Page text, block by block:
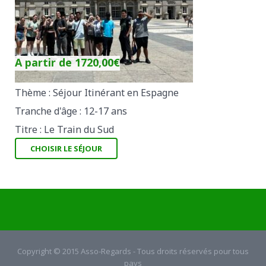
A partir de 1720,00€
Thème : Séjour Itinérant en Espagne
Tranche d'âge : 12-17 ans
Titre : Le Train du Sud
CHOISIR LE SÉJOUR
Copyright © 2015 Asso-Regards - Tous droits réservés pour tous
pays